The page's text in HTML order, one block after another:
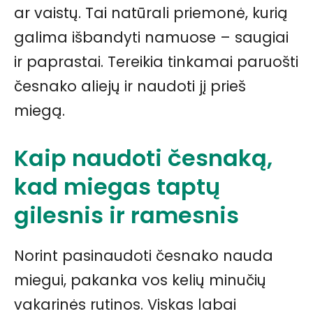
ar vaistų. Tai natūrali priemonė, kurią
galima išbandyti namuose – saugiai
ir paprastai. Tereikia tinkamai paruošti
česnako aliejų ir naudoti jį prieš
miegą.
Kaip naudoti česnaką,
kad miegas taptų
gilesnis ir ramesnis
Norint pasinaudoti česnako nauda
miegui, pakanka vos kelių minučių
vakarinės rutinos. Viskas labai